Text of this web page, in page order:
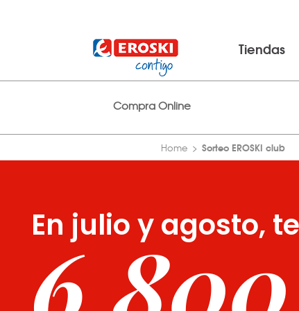
Tiendas
Compra Online
Home Sorteo EROSKI club
En julio y agosto,